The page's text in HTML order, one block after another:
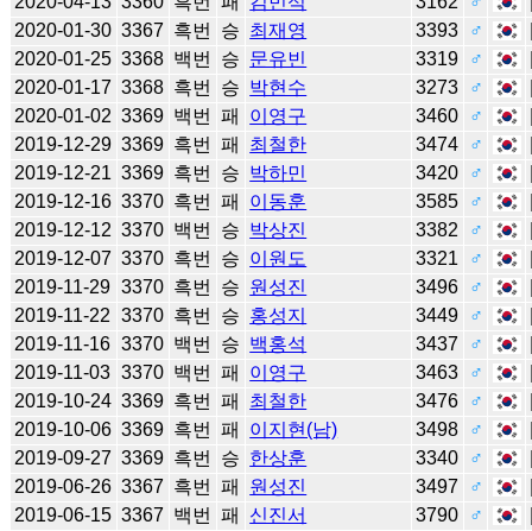
2020-01-30 3367 흑번 승 최재영 3393 ♂
2020-01-25 3368 백번 승 문유빈 3319 ♂
2020-01-17 3368 흑번 승 박현수 3273 ♂
2020-01-02 3369 백번 패 이영구 3460 ♂
2019-12-29 3369 흑번 패 최철한 3474 ♂
2019-12-21 3369 흑번 승 박하민 3420 ♂
2019-12-16 3370 흑번 패 이동훈 3585 ♂
2019-12-12 3370 백번 승 박상진 3382 ♂
2019-12-07 3370 흑번 승 이원도 3321 ♂
2019-11-29 3370 흑번 승 원성진 3496 ♂
2019-11-22 3370 흑번 승 홍성지 3449 ♂
2019-11-16 3370 백번 승 백홍석 3437 ♂
2019-11-03 3370 백번 패 이영구 3463 ♂
2019-10-24 3369 흑번 패 최철한 3476 ♂
2019-10-06 3369 흑번 패 이지현(남) 3498 ♂
2019-09-27 3369 흑번 승 한상훈 3340 ♂
2019-06-26 3367 흑번 패 원성진 3497 ♂
2019-06-15 3367 백번 패 신진서 3790 ♂